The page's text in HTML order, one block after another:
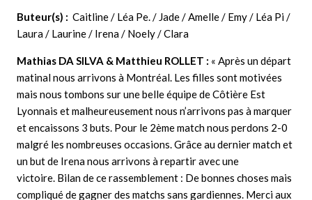
Buteur(s) : Caitline / Léa Pe. / Jade / Amelle / Emy / Léa Pi /
Laura / Laurine / Irena / Noely / Clara
Mathias DA SILVA & Matthieu ROLLET : « Après un départ
matinal nous arrivons à Montréal. Les filles sont motivées
mais nous tombons sur une belle équipe de Côtière Est
Lyonnais et malheureusement nous n’arrivons pas à marquer
et encaissons 3 buts. Pour le 2ème match nous perdons 2-0
malgré les nombreuses occasions. Grâce au dernier match et
un but de Irena nous arrivons à repartir avec une
victoire. Bilan de ce rassemblement : De bonnes choses mais
compliqué de gagner des matchs sans gardiennes. Merci aux